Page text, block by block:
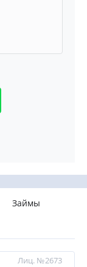
Займы
Лиц. №2673